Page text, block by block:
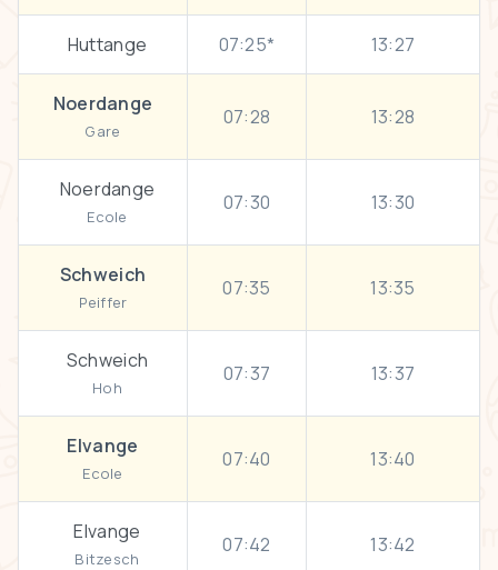
Huttange 07:25* 13:27
Noerdange
Gare
07:28 13:28
Noerdange
Ecole
07:30 13:30
Schweich
Peiffer
07:35 13:35
Schweich
Hoh
07:37 13:37
Elvange
Ecole
07:40 13:40
Elvange
Bitzesch
07:42 13:42